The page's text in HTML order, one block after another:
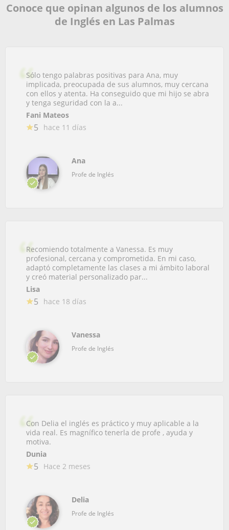
Conoce que opinan algunos de los alumnos
de Inglés en Las Palmas
Sólo tengo palabras positivas para Ana, muy
implicada, preocupada de sus alumnos, muy cercana
con ellos y atenta. Ha conseguido que mi hijo se abra
y tenga seguridad con la a...
Fani Mateos
5 hace 11 días
Ana
Profe de Inglés
Recomiendo totalmente a Vanessa. Es muy
profesional, cercana y comprometida. En mi caso,
adaptó completamente las clases a mi ámbito laboral
y creó material personalizado par...
Lisa
5 hace 18 días
Vanessa
Profe de Inglés
Con Delia el inglés es práctico y muy aplicable a la
vida real. Es magnífico tenerla de profe , ayuda y
motiva.
Dunia
5 Hace 2 meses
Delia
Profe de Inglés